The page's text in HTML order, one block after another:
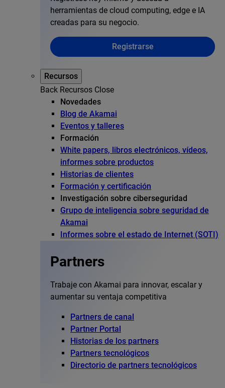
herramientas de cloud computing, edge e IA
creadas para su negocio.
Registrarse
Recursos
Back Recursos Close
Novedades
Blog de Akamai
Eventos y talleres
Formación
White papers, libros electrónicos, vídeos,
informes sobre productos
Historias de clientes
Formación y certificación
Investigación sobre ciberseguridad
Grupo de inteligencia sobre seguridad de
Akamai
Informes sobre el estado de Internet (SOTI)
Partners
Trabaje con Akamai para innovar, escalar y
aumentar su ventaja competitiva
Partners de canal
Partner Portal
Historias de los partners
Partners tecnológicos
Directorio de partners tecnológicos